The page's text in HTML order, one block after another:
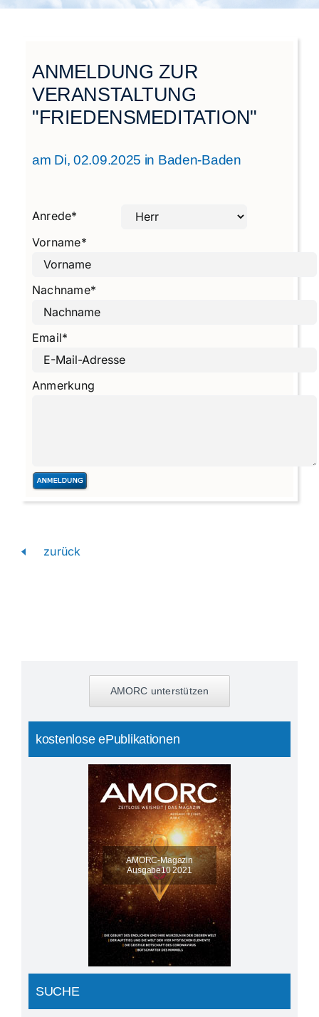
Städtegruppen Schweiz
ANMELDUNG ZUR
VERANSTALTUNG
"FRIEDENSMEDITATION"
am Di, 02.09.2025 in Baden-Baden
Anrede*
Vorname*
Nachname*
Email*
Anmerkung
zurück
AMORC unterstützen
kostenlose ePublikationen
AMORC-Magazin
Ausgabe10 2021
SUCHE